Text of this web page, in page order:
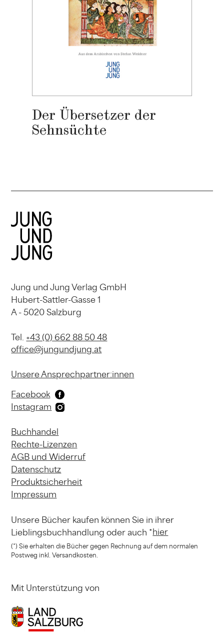
Der Übersetzer der
Sehnsüchte
Jung und Jung Verlag GmbH
Hubert-Sattler-Gasse 1
A - 5020 Salzburg
Tel. +43 (0) 662 88 50 48
office@jungundjung.at
Unsere Ansprechpartner:innen
Facebook
Instagram
Buchhandel
Rechte-Lizenzen
AGB und Widerruf
Datenschutz
Produktsicherheit
Impressum
Unsere Bücher kaufen könnenSie in ihrer
Lieblingsbuchhandlung oder auch *hier
(*) Sie erhalten die Bücher gegen Rechnung auf dem normalen
Postweg inkl. Versandkosten.
Mit Unterstützung von